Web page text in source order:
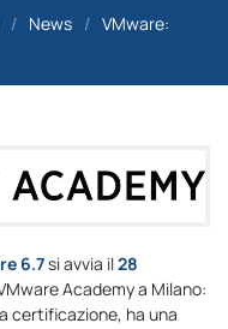
/ News / VMware:
6.7si avvia il28
Academy a Milano:
certificazione, ha una